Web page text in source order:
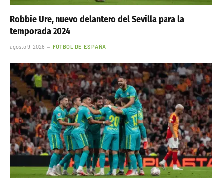
Robbie Ure, nuevo delantero del Sevilla para la
temporada 2024
agosto 9, 2026 FÚTBOL DE ESPAÑA